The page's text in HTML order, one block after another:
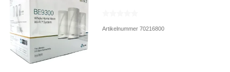
Artikelnummer 70216800